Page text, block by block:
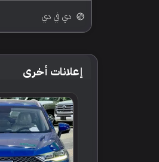
دي في دي
إعلانات أخرى